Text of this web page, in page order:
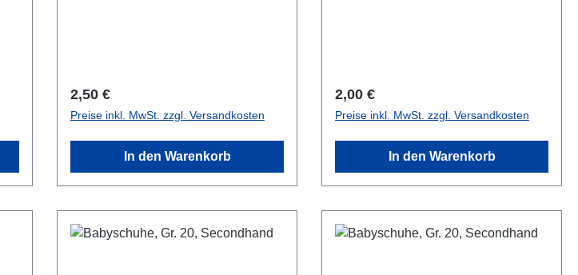
Regulärer Preis:
2,50 €
Preise inkl. MwSt. zzgl. Versandkosten
In den Warenkorb
Regulärer Preis:
2,00 €
Preise inkl. MwSt. zzgl. Versandkosten
In den Warenkorb